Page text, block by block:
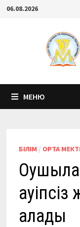
Перейти
содержимому
06.08.2026
МЕНЮ
БІЛІМ / ОРТА
алады